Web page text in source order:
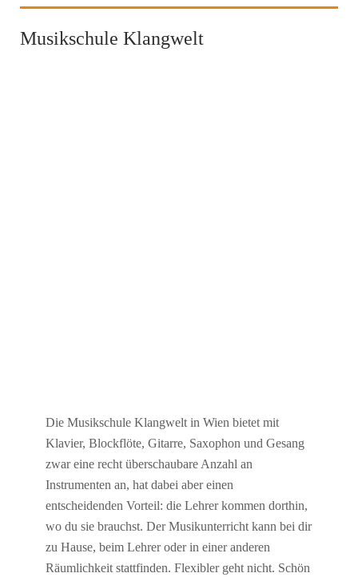
Musikschule Klangwelt
Die Musikschule Klangwelt in Wien bietet mit
Klavier, Blockflöte, Gitarre, Saxophon und Gesang
zwar eine recht überschaubare Anzahl an
Instrumenten an, hat dabei aber einen
entscheidenden Vorteil: die Lehrer kommen dorthin,
wo du sie brauchst. Der Musikunterricht kann bei dir
zu Hause, beim Lehrer oder in einer anderen
Räumlichkeit stattfinden. Flexibler geht nicht. Schön